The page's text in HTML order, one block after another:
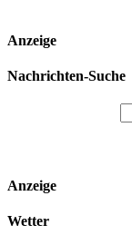
Anzeige
Nachrichten-Suche
Anzeige
Wetter